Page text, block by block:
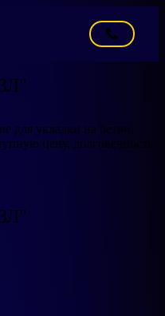
для укладки на бетон,
цену, долговечность